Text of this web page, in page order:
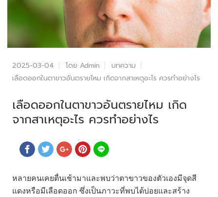
2025-03-04 โดย Admin
บทความ
เลือดออกในตาขาวอันตรายไหม เกิดจากสาเหตุอะไร ควรทำอย่างไร
เลือดออกในตาขาวอันตรายไหม เกิด
จากสาเหตุอะไร ควรทำอย่างไร
หลายคนเคยตื่นเช้ามาและพบว่าตาขาวของตัวเองมีจุดสี
แดงหรือมีเลือดออก ซึ่งเป็นภาวะที่พบได้บ่อยและสร้าง